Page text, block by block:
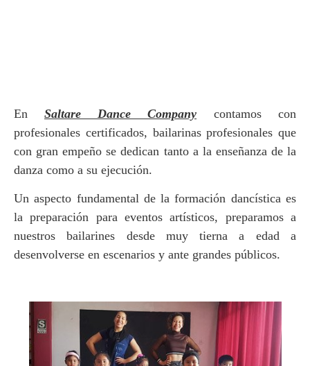
En Saltare Dance Company contamos con
profesionales certificados, bailarinas profesionales que
con gran empeño se dedican tanto a la enseñanza de la
danza como a su ejecución.
Un aspecto fundamental de la formación dancística es
la preparación para eventos artísticos, preparamos a
nuestros bailarines desde muy tierna a edad a
desenvolverse en escenarios y ante grandes públicos.